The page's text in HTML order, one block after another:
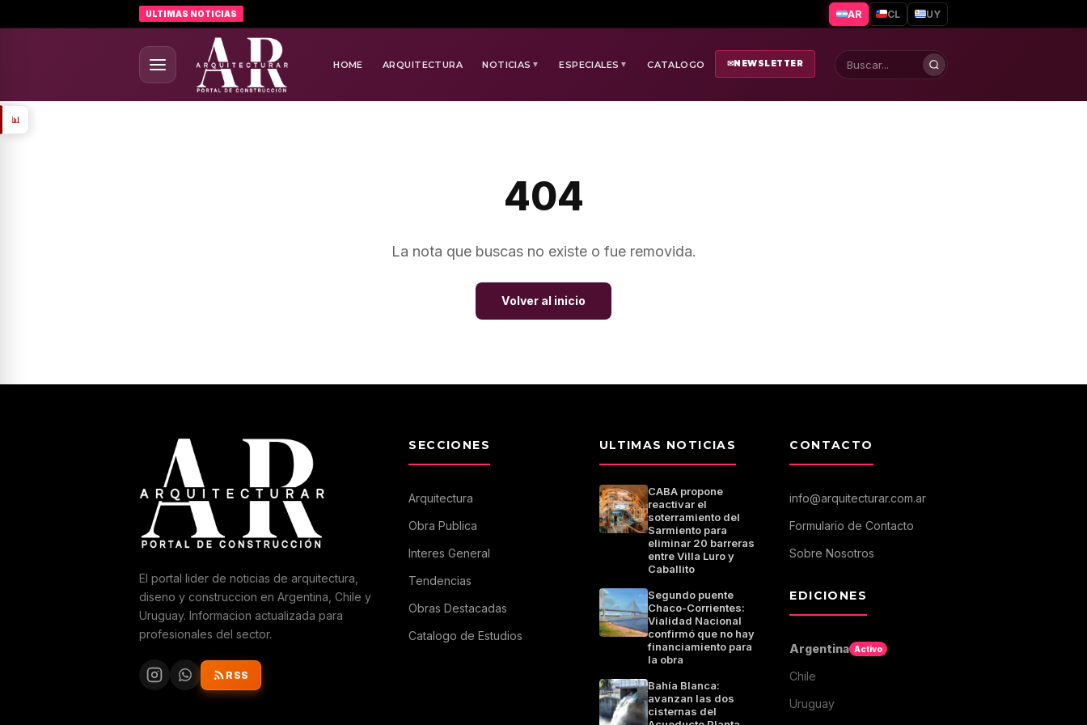
ULTIMAS NOTICIAS AR CL UY
HOME ARQUITECTURA NOTICIAS ▼ ESPECIALES ▼ CATALOGO ✉NEWSLETTER
404
La nota que buscas no existe o fue removida.
Volver al inicio
El portal lider de noticias de arquitectura,
diseno y construccion en Argentina, Chile y
Uruguay. Informacion actualizada para
profesionales del sector.
RSS
SECCIONES
Arquitectura
Obra Publica
Interes General
Tendencias
Obras Destacadas
Catalogo de Estudios
ULTIMAS NOTICIAS
CABA propone
reactivar el
soterramiento del
Sarmiento para
eliminar 20 barreras
entre Villa Luro y
Caballito
Segundo puente
Chaco-Corrientes:
Vialidad Nacional
confirmó que no hay
financiamiento para
la obra
Bahía Blanca:
avanzan las dos
cisternas del
CONTACTO
info@arquitecturar.com.ar
Formulario de Contacto
Sobre Nosotros
EDICIONES
Argentina Activo
Chile
Uruguay
📊